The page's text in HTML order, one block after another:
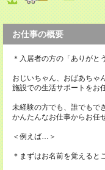
お仕事の概要
＊入居者の方の「ありがと
おじいちゃん、おばあちゃ
施設での生活サポートをお
未経験の方でも、誰でもで
かんたんなお仕事からお任
＜例えば…＞
＊まずはお名前を覚えると